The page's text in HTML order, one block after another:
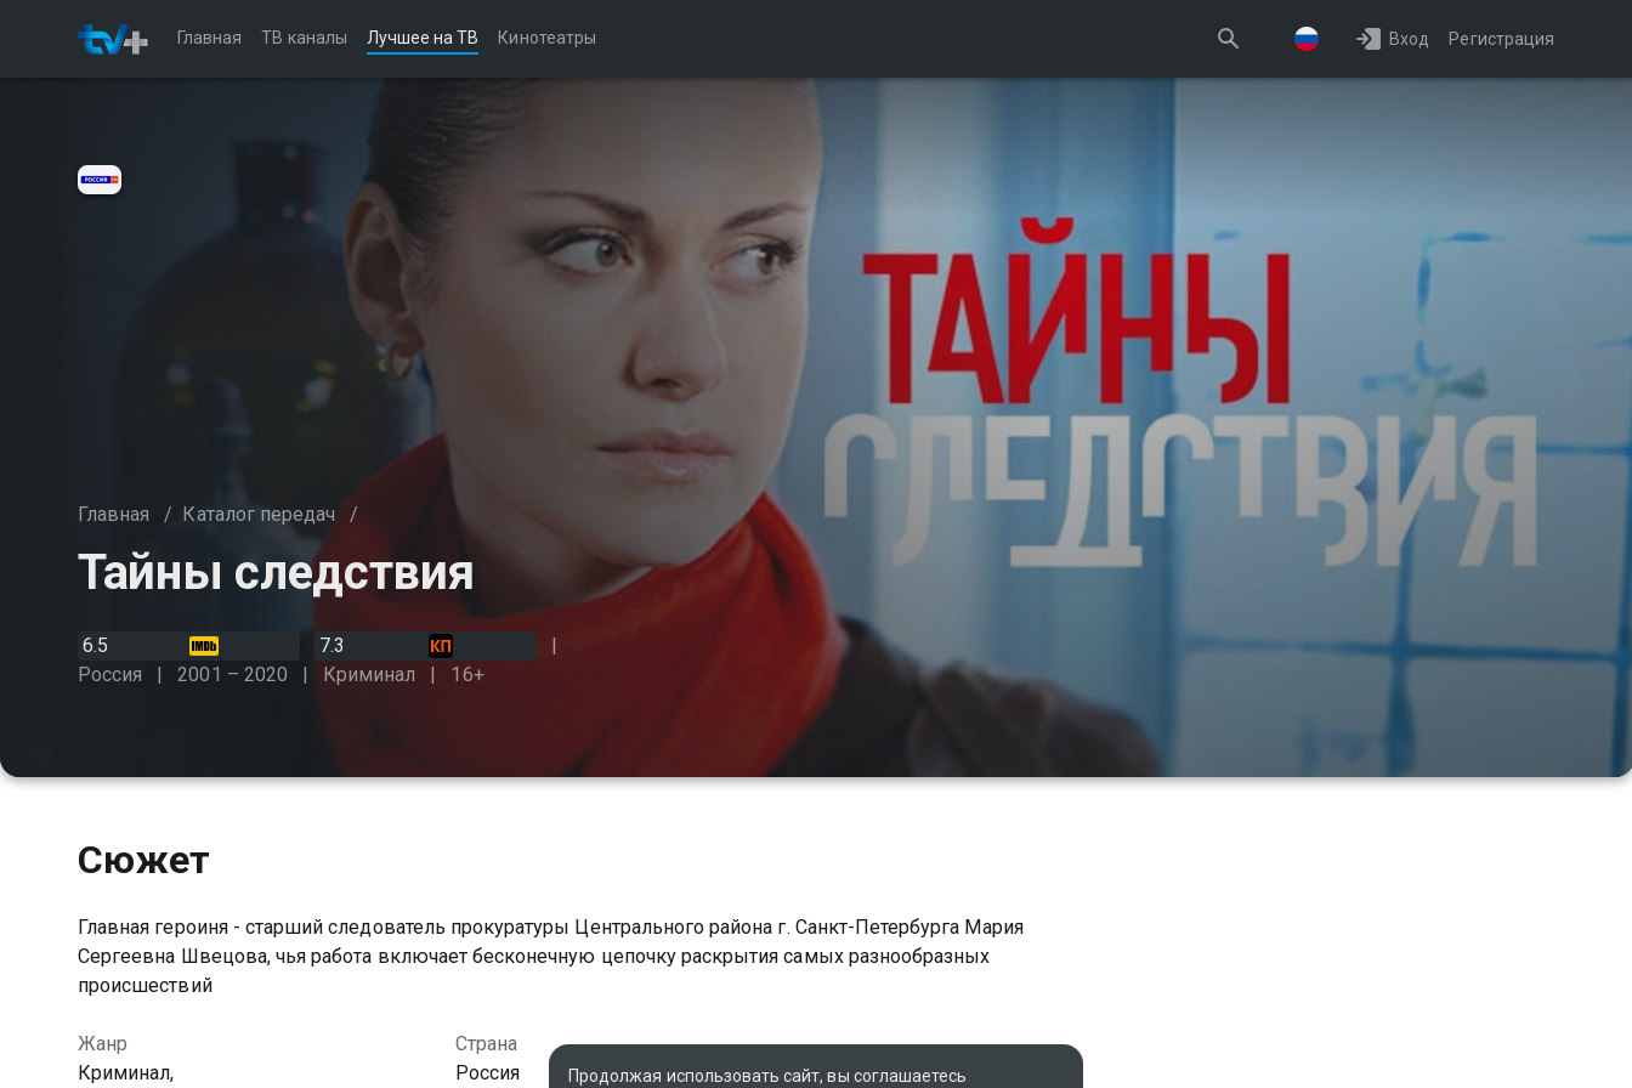
Главная ТВ каналы Лучшее на ТВ Кинотеатры Вход Регистрация
Главная / Каталог передач /
Тайны следствия
6.5
7.3
Россия
2001 – 2020 Криминал 16+
Сюжет
Главная героиня - старший следователь прокуратуры Центрального района г. Санкт-Петербурга Мария
Сергеевна Швецова, чья работа включает бесконечную цепочку раскрытия самых разнообразных
происшествий
Жанр
Криминал,
Страна
Россия
Продолжая использовать сайт, вы соглашаетесь